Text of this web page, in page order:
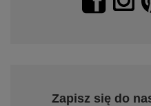
Zapisz się do